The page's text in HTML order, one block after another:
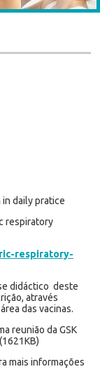
daily pratice
respiratory
respiratory-
didáctico deste
através
das vacinas.
reunião da GSK
(1621KB)
mais informações